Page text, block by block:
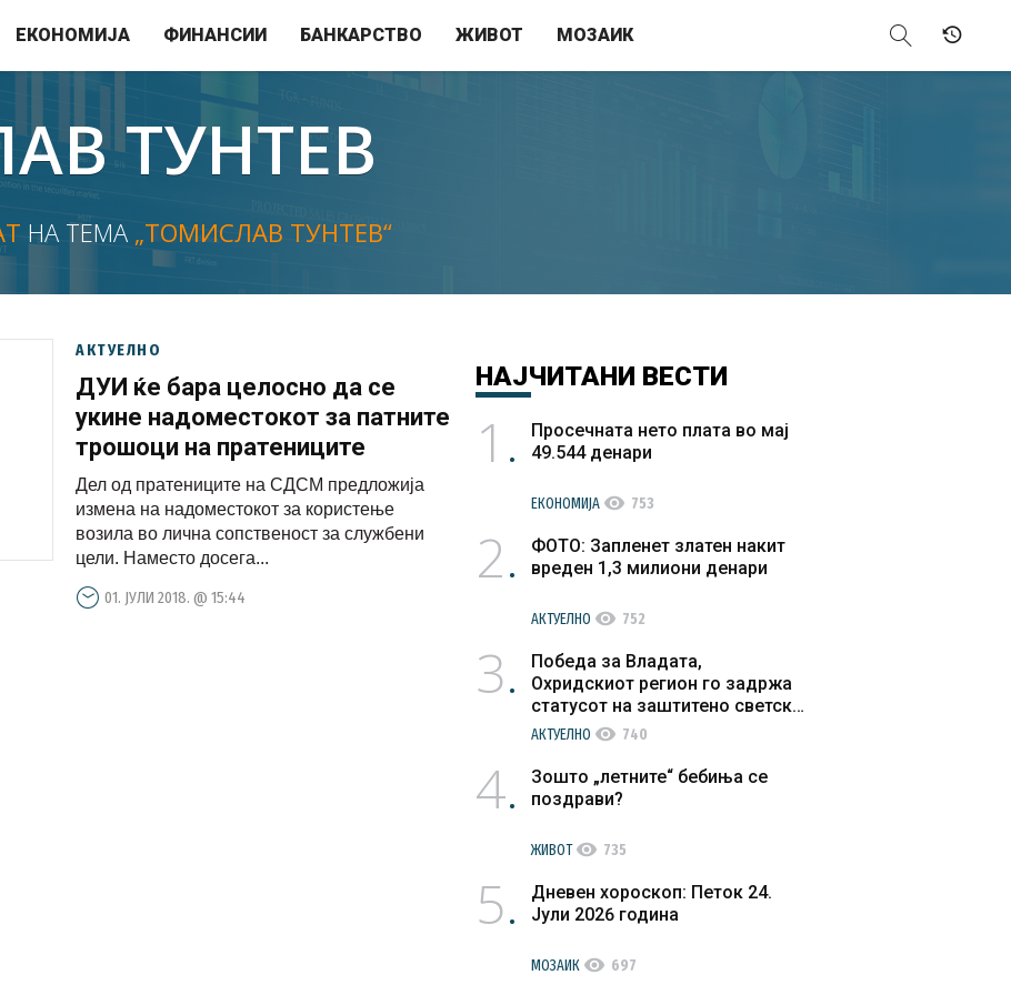
ЕКОНОМИЈА ФИНАНСИИ БАНКАРСТВО ЖИВОТ МОЗАИК
ТУНТЕВ
НА ТЕМА „ТОМИСЛАВ ТУНТЕВ“
АКТУЕЛНО
ДУИ ќе бара целосно да се
укине надоместокот за патните
трошоци на пратениците
Дел од пратениците на СДСМ предложија
измена на надоместокот за користење
возила во лична сопственост за службени
цели. Наместо досега...
01. ЈУЛИ 2018. @ 15:44
НАЈЧИТАНИ ВЕСТИ
1
Просечната нето плата во мај
49.544 денари
ЕКОНОМИЈА visibility 753
2
ФОТО: Запленет златен накит
вреден 1,3 милиони денари
АКТУЕЛНО visibility 752
3
Победа за Владата,
Охридскиот регион го задржа
статусот на заштитено светско
културно наследство
АКТУЕЛНО visibility 740
4
Зошто „летните“ бебиња се
поздрави?
ЖИВОТvisibility 735
5
Дневен хороскоп: Петок 24.
Јули 2026 година
МОЗАИК visibility 697